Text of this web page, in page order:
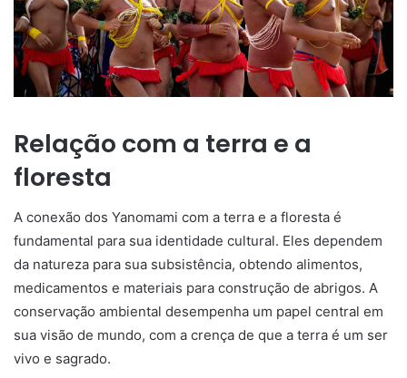
Relação com a terra e a
floresta
A conexão dos Yanomami com a terra e a floresta é
fundamental para sua identidade cultural. Eles dependem
da natureza para sua subsistência, obtendo alimentos,
medicamentos e materiais para construção de abrigos. A
conservação ambiental desempenha um papel central em
sua visão de mundo, com a crença de que a terra é um ser
vivo e sagrado.